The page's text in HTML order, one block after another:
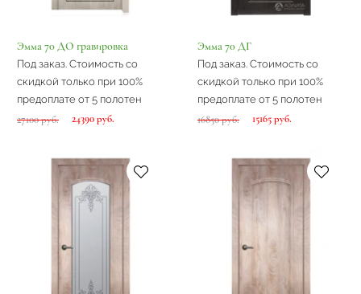
Эмма 70 ДО гравировка
Под заказ. Стоимость со
скидкой только при 100%
предоплате от 5 полотен
27100 руб. 24390 руб.
Эмма 70 ДГ
Под заказ. Стоимость со
скидкой только при 100%
предоплате от 5 полотен
16850 руб. 15165 руб.